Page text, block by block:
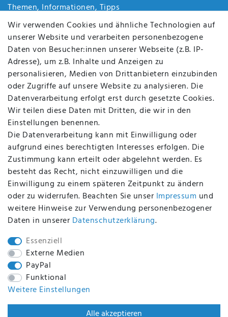
Themen, Informationen, Tipps
Jobs
Über uns
Kontakt
Datenschutz
AGB
FAQ
Batterieentsorgung
Altölverordnung
Impressum
BEQUEM UND SICHER BEZAHLEN MIT
BEI UNS SIND SIE SICHER!
WIR VERSENDEN MIT
WIR SIND ZERTIFIZIERT DURCH
Wir verwenden Cookies und ähnliche Technologien auf
unserer Website und verarbeiten personenbezogene
Daten von Besucher:innen unserer Webseite (z.B. IP-
Adresse), um z.B. Inhalte und Anzeigen zu
personalisieren, Medien von Drittanbietern einzubinden
oder Zugriffe auf unsere Website zu analysieren. Die
Datenverarbeitung erfolgt erst durch gesetzte Cookies.
Wir teilen diese Daten mit Dritten, die wir in den
Einstellungen benennen.
Die Datenverarbeitung kann mit Einwilligung oder
aufgrund eines berechtigten Interesses erfolgen. Die
Zustimmung kann erteilt oder abgelehnt werden. Es
besteht das Recht, nicht einzuwilligen und die
Einwilligung zu einem späteren Zeitpunkt zu ändern
oder zu widerrufen. Beachten Sie unser Impressum und
weitere Hinweise zur Verwendung personenbezogener
Daten in unserer Daten­schutz­erklärung.
Essenziell
Externe Medien
PayPal
Funktional
Weitere Einstellungen
Alle akzeptieren